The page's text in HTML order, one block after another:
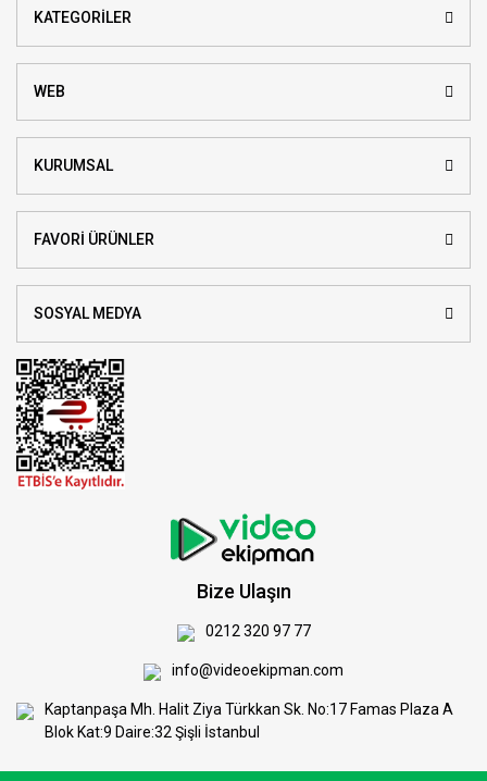
KATEGORİLER
WEB
KURUMSAL
FAVORİ ÜRÜNLER
SOSYAL MEDYA
Bize Ulaşın
0212 320 97 77
info@videoekipman.com
Kaptanpaşa Mh. Halit Ziya Türkkan Sk. No:17 Famas Plaza A
Blok Kat:9 Daire:32 Şişli İstanbul